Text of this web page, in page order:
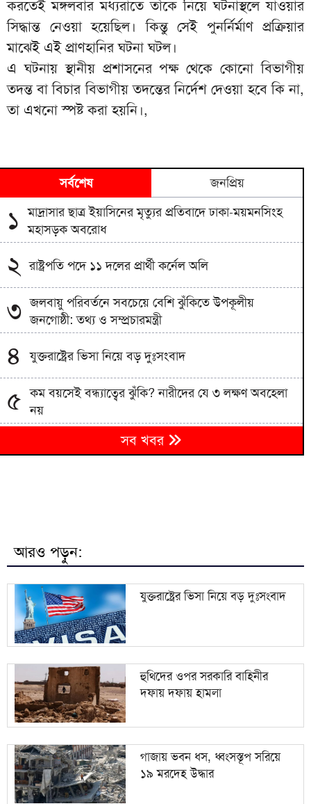
করতেই মঙ্গলবার মধ্যরাতে তাঁকে নিয়ে ঘটনাস্থলে যাওয়ার
সিদ্ধান্ত নেওয়া হয়েছিল। কিন্তু সেই পুনর্নির্মাণ প্রক্রিয়ার
মাঝেই এই প্রাণহানির ঘটনা ঘটল।
এ ঘটনায় স্থানীয় প্রশাসনের পক্ষ থেকে কোনো বিভাগীয়
তদন্ত বা বিচার বিভাগীয় তদন্তের নির্দেশ দেওয়া হবে কি না,
তা এখনো স্পষ্ট করা হয়নি।,
সর্বশেষ জনপ্রিয়
১ মাদ্রাসার ছাত্র ইয়াসিনের মৃত্যুর প্রতিবাদে ঢাকা-ময়মনসিংহ
মহাসড়ক অবরোধ
২ রাষ্ট্রপতি পদে ১১ দলের প্রার্থী কর্নেল অলি
৩ জলবায়ু পরিবর্তনে সবচেয়ে বেশি ঝুঁকিতে উপকূলীয়
জনগোষ্ঠী: তথ্য ও সম্প্রচারমন্ত্রী
৪ যুক্তরাষ্ট্রের ভিসা নিয়ে বড় দুঃসংবাদ
৫ কম বয়সেই বন্ধ্যাত্বের ঝুঁকি? নারীদের যে ৩ লক্ষণ অবহেলা
নয়
মানিকগঞ্জে মায়ের সাথে অভিমান করে কিশোরের আত্মহত্যা
মামলা ৩৫
৯ ফিরলেন আলমাদা
১০ এসএসসির ফল কাল, একাদশে আসনসংকট হবে না
সব খবর
আরও পড়ুন:
যুক্তরাষ্ট্রের ভিসা নিয়ে বড় দুঃসংবাদ
হুথিদের ওপর সরকারি বাহিনীর
দফায় দফায় হামলা
গাজায় ভবন ধস, ধ্বংসস্তূপ সরিয়ে
১৯ মরদেহ উদ্ধার